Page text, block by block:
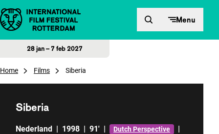
Direct naar inhoud Menu
28 jan – 7 feb 2027
Home Films Siberia
Siberia
Nederland | 1998 | 91' | Dutch Perspective
|